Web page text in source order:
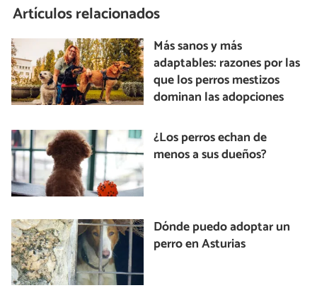
Artículos relacionados
Más sanos y más
adaptables: razones por las
que los perros mestizos
dominan las adopciones
¿Los perros echan de
menos a sus dueños?
Dónde puedo adoptar un
perro en Asturias